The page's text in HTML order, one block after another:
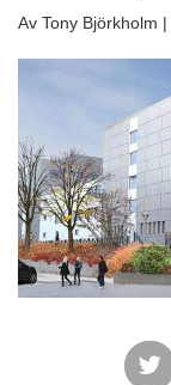
Av Tony Björkholm |